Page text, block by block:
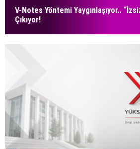
V-Notes Yöntemi Yaygınlaşıyor..
Çıkıyor!